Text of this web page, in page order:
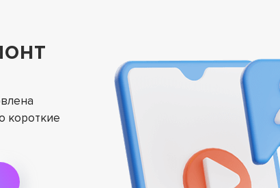
короткие